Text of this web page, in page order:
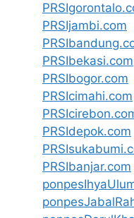
PRSIjambi.com
PRSIbekasi.com
PRSIbogor.com
PRSIcimahi.com
PRSIdepok.com
PRSIbanjar.com